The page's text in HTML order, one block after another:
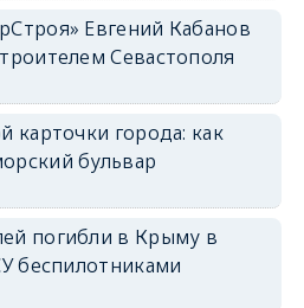
Евгений Кабанов
Севастополя
карточки города: как
бульвар
погибли в Крыму в
беспилотниками